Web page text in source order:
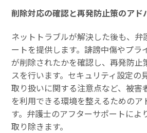
削除対応の確認と再発防止策のアド
ネットトラブルが解決した後も、弁
ートを提供します。誹謗中傷やプラ
が削除されたかを確認し、再発防止
スを行います。セキュリティ設定の
取り扱いに関する注意点など、被害
を利用できる環境を整えるためのア
す。弁護士のアフターサポートによ
取り除きます。